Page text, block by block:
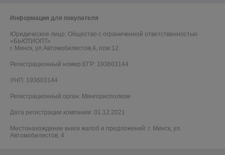
Информация для покупателя
Юридическое лицо: Общество с ограниченной ответственностью
«БЬЮТИОПТ»
г. Минск, ул.Автомобилистов,4, пом.12
Регистрационный номер ЕГР: 193603144
УНП: 193603144
Регистрационный орган: Мингорисполком
Дата регистрации компании: 01.12.2021
Местонахождение книги жалоб и предложений: г. Минск, ул.
Автомобилистов, 4